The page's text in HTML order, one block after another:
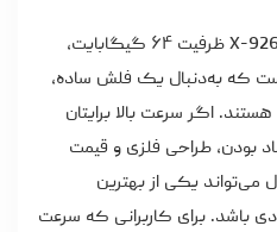
فلش مموری ایکس-انرژی مدل X-926 ظرفیت ۶۴ گیگابایت،
که به‌دنبال یک فلش ساده،
اگر سرعت بالا برایتان
بودن، طراحی فلزی و قیمت
یکی از بهترین
باشد. برای کاربرانی که سرعت